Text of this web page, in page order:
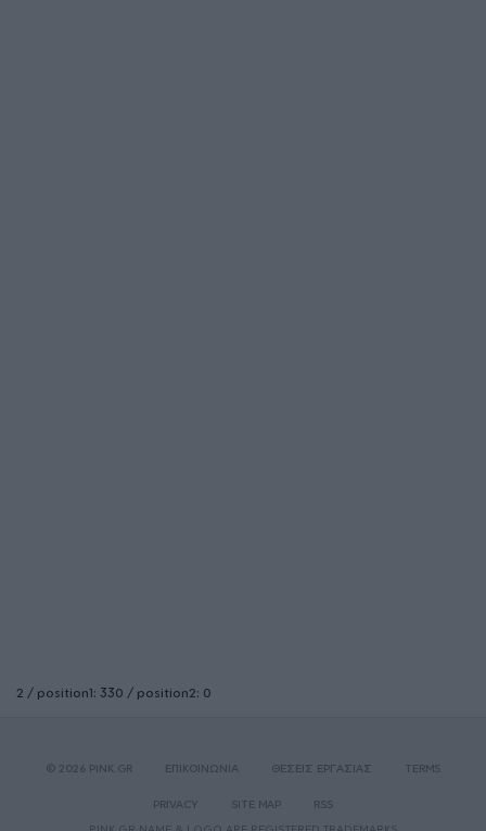
2 / position1: 330 / position2: 0
© 2026 PINK.GR ΕΠΙΚΟΙΝΩΝΙΑ ΘΕΣΕΙΣ ΕΡΓΑΣΙΑΣ TERMS
PRIVACY SITE MAP
RSS